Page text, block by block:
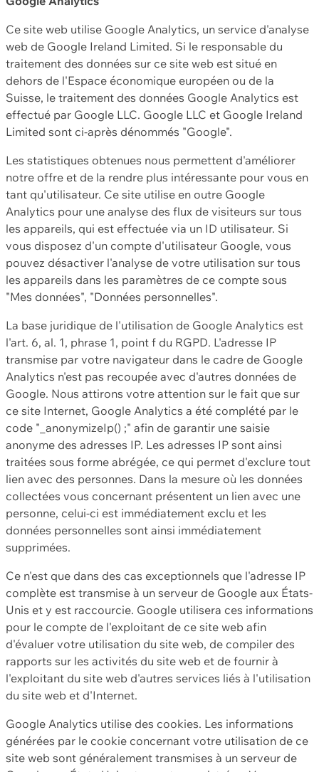
Ce site web utilise Google Analytics, un service d'analyse
web de Google Ireland Limited. Si le responsable du
traitement des données sur ce site web est situé en
dehors de l'Espace économique européen ou de la
Suisse, le traitement des données Google Analytics est
effectué par Google LLC. Google LLC et Google Ireland
Limited sont ci-après dénommés "Google".
Les statistiques obtenues nous permettent d'améliorer
notre offre et de la rendre plus intéressante pour vous en
tant qu'utilisateur. Ce site utilise en outre Google
Analytics pour une analyse des flux de visiteurs sur tous
les appareils, qui est effectuée via un ID utilisateur. Si
vous disposez d'un compte d'utilisateur Google, vous
pouvez désactiver l'analyse de votre utilisation sur tous
les appareils dans les paramètres de ce compte sous
"Mes données", "Données personnelles".
La base juridique de l'utilisation de Google Analytics est
l'art. 6, al. 1, phrase 1, point f du RGPD. L'adresse IP
transmise par votre navigateur dans le cadre de Google
Analytics n'est pas recoupée avec d'autres données de
Google. Nous attirons votre attention sur le fait que sur
ce site Internet, Google Analytics a été complété par le
code "_anonymizeIp() ;" afin de garantir une saisie
anonyme des adresses IP. Les adresses IP sont ainsi
traitées sous forme abrégée, ce qui permet d'exclure tout
lien avec des personnes. Dans la mesure où les données
collectées vous concernant présentent un lien avec une
personne, celui-ci est immédiatement exclu et les
données personnelles sont ainsi immédiatement
supprimées.
Ce n'est que dans des cas exceptionnels que l'adresse IP
complète est transmise à un serveur de Google aux États-
Unis et y est raccourcie. Google utilisera ces informations
pour le compte de l'exploitant de ce site web afin
d'évaluer votre utilisation du site web, de compiler des
rapports sur les activités du site web et de fournir à
l'exploitant du site web d'autres services liés à l'utilisation
du site web et d'Internet.
Google Analytics utilise des cookies. Les informations
générées par le cookie concernant votre utilisation de ce
site web sont généralement transmises à un serveur de